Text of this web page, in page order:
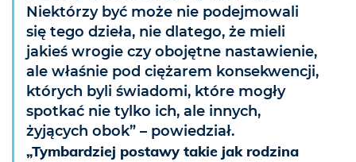
Niektórzy być może nie podejmowali
się tego dzieła, nie dlatego, że mieli
jakieś wrogie czy obojętne nastawienie,
ale właśnie pod ciężarem konsekwencji,
których byli świadomi, które mogły
spotkać nie tylko ich, ale innych,
żyjących obok” – powiedział.
„Tymbardziej postawy takie jak rodzina